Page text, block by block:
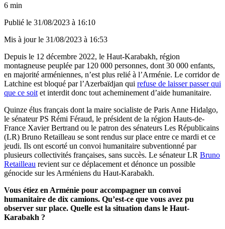
6 min
Publié le 31/08/2023 à 16:10
Mis à jour le 31/08/2023 à 16:53
Depuis le 12 décembre 2022, le Haut-Karabakh, région
montagneuse peuplée par 120 000 personnes, dont 30 000 enfants,
en majorité arméniennes, n’est plus relié à l’Arménie. Le corridor de
Latchine est bloqué par l’Azerbaïdjan qui refuse de laisser passer qui
que ce soit et interdit donc tout acheminement d’aide humanitaire.
Quinze élus français dont la maire socialiste de Paris Anne Hidalgo,
le sénateur PS Rémi Féraud, le président de la région Hauts-de-
France Xavier Bertrand ou le patron des sénateurs Les Républicains
(LR) Bruno Retailleau se sont rendus sur place entre ce mardi et ce
jeudi. Ils ont escorté un convoi humanitaire subventionné par
plusieurs collectivités françaises, sans succès. Le sénateur LR Bruno
Retailleau revient sur ce déplacement et dénonce un possible
génocide sur les Arméniens du Haut-Karabakh.
Vous étiez en Arménie pour accompagner un convoi
humanitaire de dix camions. Qu’est-ce que vous avez pu
observer sur place. Quelle est la situation dans le Haut-
Karabakh ?